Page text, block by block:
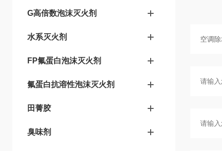
G高倍数泡沫灭火剂
水系灭火剂
FP氟蛋白泡沫灭火剂
氟蛋白抗溶性泡沫灭火剂
田菁胶
臭味剂